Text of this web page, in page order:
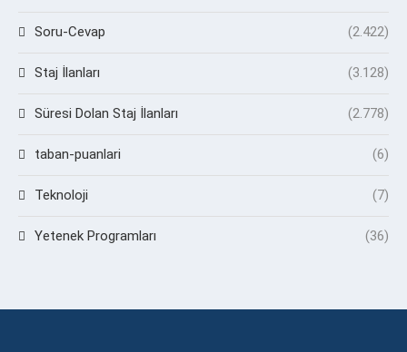
Soru-Cevap (2.422)
Staj İlanları (3.128)
Süresi Dolan Staj İlanları (2.778)
taban-puanlari (6)
Teknoloji (7)
Yetenek Programları (36)